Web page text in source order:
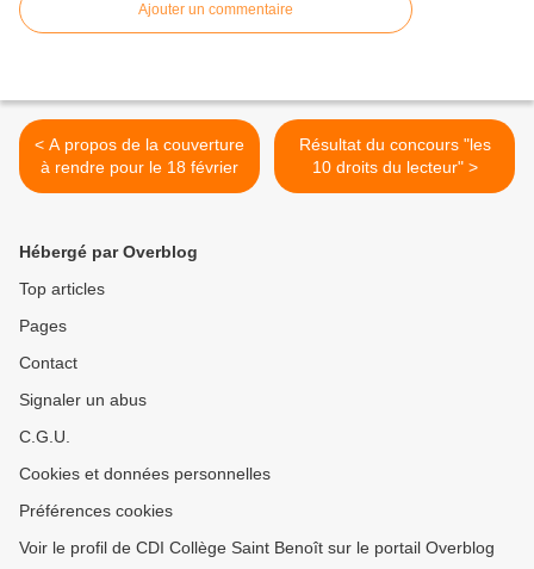
Ajouter un commentaire
< A propos de la couverture
à rendre pour le 18 février
Résultat du concours "les
10 droits du lecteur" >
Hébergé par Overblog
Top articles
Pages
Contact
Signaler un abus
C.G.U.
Cookies et données personnelles
Préférences cookies
Voir le profil de CDI Collège Saint Benoît sur le portail Overblog